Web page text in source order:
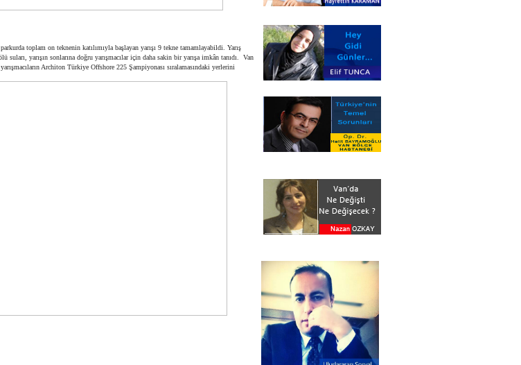
toplam on teknenin katılımıyla başlayan yarışı 9 tekne tamamlayabildi. Yarış
suları, yarışın sonlarına doğru yarışmacılar için daha sakin bir yarışa imkân tanıdı.
Van
Architon Türkiye Offshore 225 Şampiyonası sıralamasındaki yerlerini